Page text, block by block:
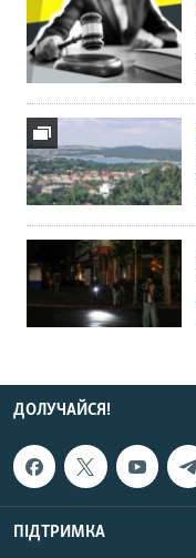
ДОЛУЧАЙСЯ!
ПІДТРИМКА